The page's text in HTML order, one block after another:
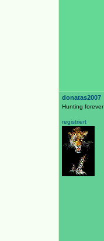
donatas2007
Hunting forever
registriert